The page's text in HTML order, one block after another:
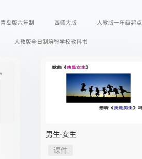
青岛版六年制 西师大版 人教版一年级起点
人教版全日制培智学校教科书
人教版五四学制
湘教版2017课标
男生·女生
课件